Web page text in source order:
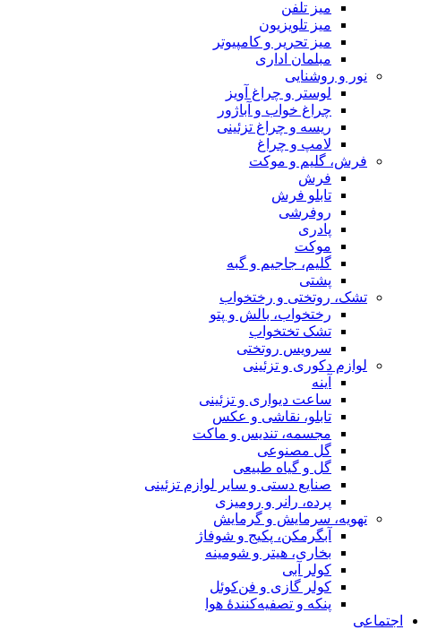
میز تلفن
میز تلویزیون
میز تحریر و کامپیوتر
مبلمان اداری
نور و روشنایی
لوستر و چراغ آویز
چراغ خواب و آباژور
ریسه و چراغ تزئینی
لامپ و چراغ
فرش، گلیم و موکت
فرش
تابلو فرش
روفرشی
پادری
موکت
گلیم، جاجیم و گبه
پشتی
تشک، روتختی و رختخواب
رختخواب، بالش و پتو
تشک تختخواب
سرویس روتختی
لوازم دکوری و تزئینی
آینه
ساعت دیواری و تزئینی
تابلو، نقاشی و عکس
مجسمه، تندیس و ماکت
گل مصنوعی
گل و گیاه طبیعی
صنایع دستی و سایر لوازم تزئینی
پرده، رانر و رومیزی
تهویه، سرمایش و گرمایش
آبگرمکن، پکیج و شوفاژ
بخاری، هیتر و شومینه
کولر آبی
کولر گازی و فن‌کوئل
پنکه و تصفیه‌کنندهٔ هوا
اجتماعی